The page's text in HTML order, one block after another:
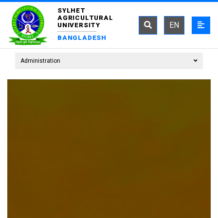
SYLHET
AGRICULTURAL
UNIVERSITY
BANGLADESH
EN
Administration